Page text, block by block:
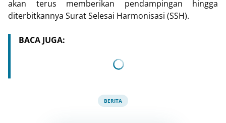
akan terus memberikan pendampingan hingga
diterbitkannya Surat Selesai Harmonisasi (SSH).
BACA JUGA:
BERITA